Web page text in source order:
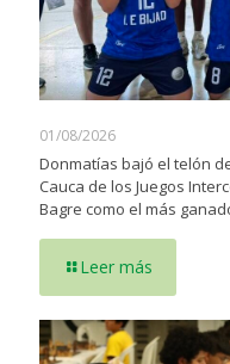
01/08/2026
Donmatías bajó el telón
Cauca de los Juegos
Bagre como el más
Leer más